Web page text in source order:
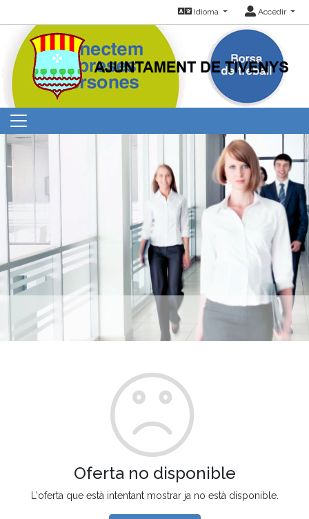
Idioma Accedir
Oferta no disponible
L'oferta que està intentant mostrar ja no està disponible.